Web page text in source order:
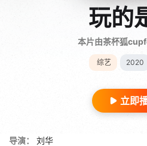
玩的
本片由茶杯狐
综艺 2020
立即
导演：
刘华